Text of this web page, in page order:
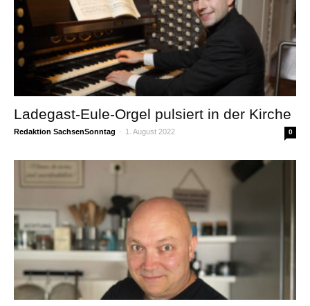
Ladegast-Eule-Orgel pulsiert in der Kirche
Redaktion SachsenSonntag - 1. August 2022 0